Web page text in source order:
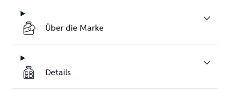
Über die Marke
Details